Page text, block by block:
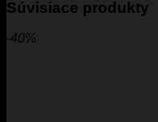
Súvisiace produkty
-40%